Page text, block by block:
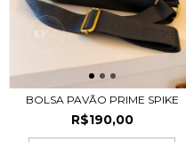
BOLSA PAVÃO PRIME SPIKE
R$190,00